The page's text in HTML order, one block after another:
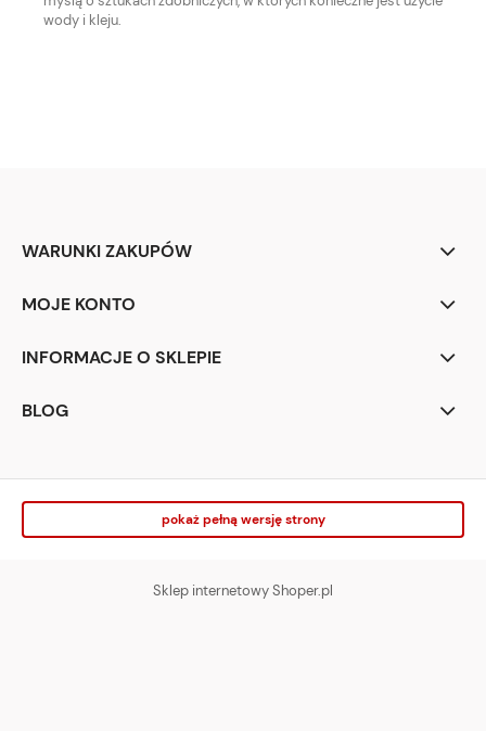
wody i kleju.
WARUNKI ZAKUPÓW
MOJE KONTO
INFORMACJE O SKLEPIE
BLOG
pokaż pełną wersję strony
Sklep internetowy Shoper.pl